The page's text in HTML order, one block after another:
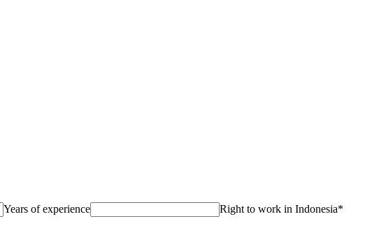
Years of experience Right to work in Indonesia*